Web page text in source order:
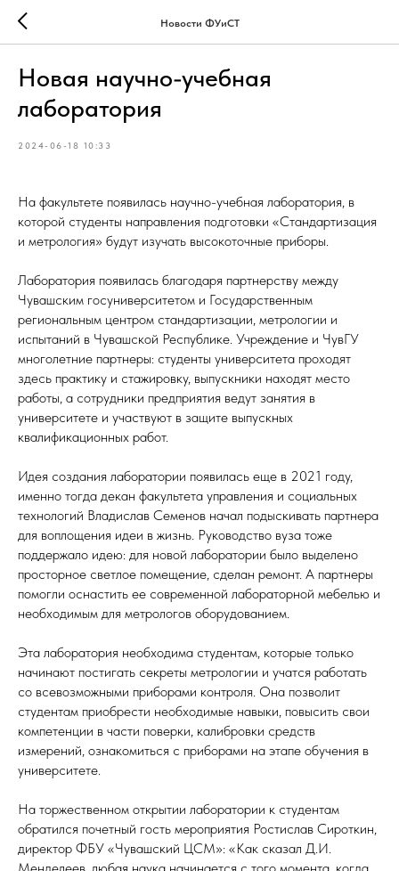
Новости ФУиСТ
Новая научно-учебная
лаборатория
2024-06-18 10:33
На факультете появилась научно-учебная лаборатория, в
которой студенты направления подготовки «Стандартизация
и метрология» будут изучать высокоточные приборы.
Лаборатория появилась благодаря партнерству между
Чувашским госуниверситетом и Государственным
региональным центром стандартизации, метрологии и
испытаний в Чувашской Республике. Учреждение и ЧувГУ
многолетние партнеры: студенты университета проходят
здесь практику и стажировку, выпускники находят место
работы, а сотрудники предприятия ведут занятия в
университете и участвуют в защите выпускных
квалификационных работ.
Идея создания лаборатории появилась еще в 2021 году,
именно тогда декан факультета управления и социальных
технологий Владислав Семенов начал подыскивать партнера
для воплощения идеи в жизнь. Руководство вуза тоже
поддержало идею: для новой лаборатории было выделено
просторное светлое помещение, сделан ремонт. А партнеры
помогли оснастить ее современной лабораторной мебелью и
необходимым для метрологов оборудованием.
Эта лаборатория необходима студентам, которые только
начинают постигать секреты метрологии и учатся работать
со всевозможными приборами контроля. Она позволит
студентам приобрести необходимые навыки, повысить свои
компетенции в части поверки, калибровки средств
измерений, ознакомиться с приборами на этапе обучения в
университете.
На торжественном открытии лаборатории к студентам
обратился почетный гость мероприятия Ростислав Сироткин,
директор ФБУ «Чувашский ЦСМ»: «Как сказал Д.И.